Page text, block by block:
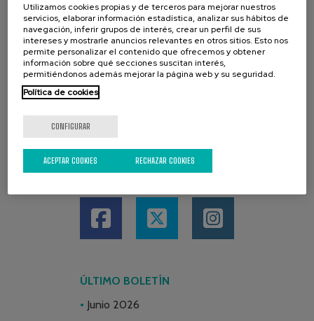
ÚLTIMO BOLETÍN
Junio 2026
Utilizamos cookies propias y de terceros para mejorar nuestros
servicios, elaborar información estadística, analizar sus hábitos de
navegación, inferir grupos de interés, crear un perfil de sus
intereses y mostrarle anuncios relevantes en otros sitios. Esto nos
permite personalizar el contenido que ofrecemos y obtener
información sobre qué secciones suscitan interés,
permitiéndonos además mejorar la página web y su seguridad.
Política de cookies
CONFIGURAR
RECHAZAR COOKIES
ACEPTAR COOKIES